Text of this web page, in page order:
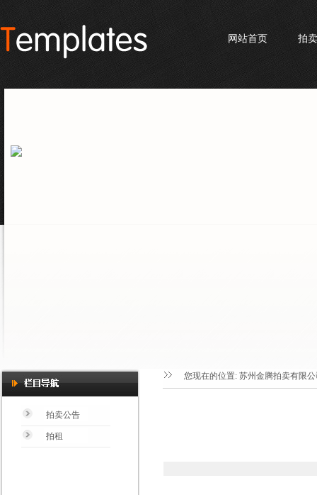
网站首页 拍
拍卖公告
拍租
您现在的位置: 苏州金腾拍卖有限